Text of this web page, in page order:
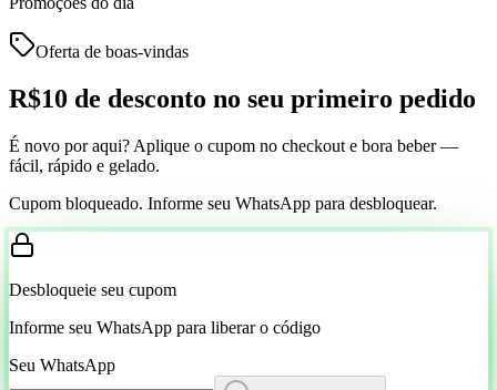
Oferta de boas-vindas
R$10 de desconto no seu primeiro pedido
É novo por aqui? Aplique o cupom no checkout e bora beber —
fácil, rápido e gelado.
Cupom bloqueado. Informe seu WhatsApp para desbloquear.
Desbloqueie seu cupom
Informe seu WhatsApp para liberar o código
Seu WhatsApp